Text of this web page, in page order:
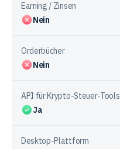
Earning / Zinsen
Nein
Orderbücher
Nein
API für Krypto-Steuer-Tools
Ja
Desktop-Plattform